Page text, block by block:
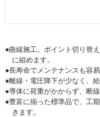
曲線施工、ポイント切り替
に組めます。
長寿命でメンテナンスも容易
離線・電圧降下が少なく、
導体に荷重がかからず、断線
豊富に揃った標準品で、工
きます。